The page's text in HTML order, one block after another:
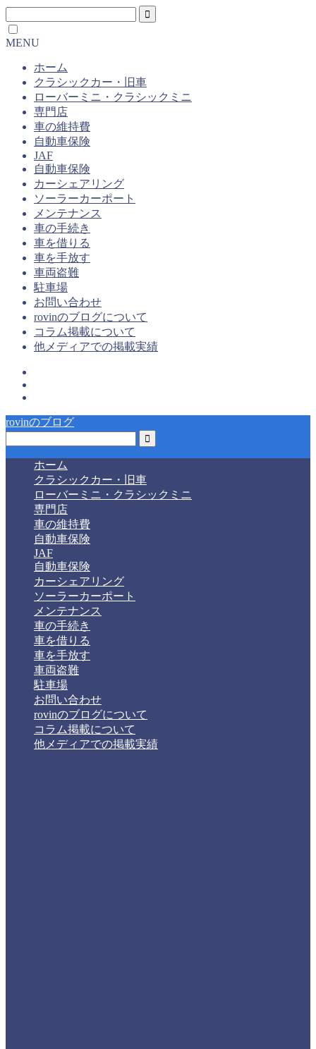
MENU
ホーム
クラシックカー・旧車
ローバーミニ・クラシックミニ
専門店
車の維持費
自動車保険
JAF
自動車保険
カーシェアリング
ソーラーカーポート
メンテナンス
車の手続き
車を借りる
車を手放す
車両盗難
駐車場
お問い合わせ
rovinのブログについて
コラム掲載について
他メディアでの掲載実績
rovinのブログ
ホーム
クラシックカー・旧車
ローバーミニ・クラシックミニ
専門店
車の維持費
自動車保険
JAF
自動車保険
カーシェアリング
ソーラーカーポート
メンテナンス
車の手続き
車を借りる
車を手放す
車両盗難
駐車場
お問い合わせ
rovinのブログについて
コラム掲載について
他メディアでの掲載実績